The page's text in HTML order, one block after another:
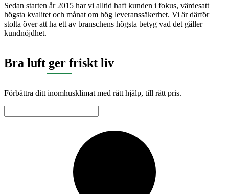
Sedan starten år 2015 har vi alltid haft kunden i fokus, värdesatt
högsta kvalitet och månat om hög leveranssäkerhet. Vi är därför
stolta över att ha ett av branschens högsta betyg vad det gäller
kundnöjdhet.
Bra luft ger friskt liv
Förbättra ditt inomhusklimat med rätt hjälp, till rätt pris.